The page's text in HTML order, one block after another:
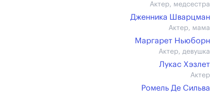
Актер, медсестра
Дженника Шварцман
Актер, мама
Маргарет Ньюборн
Актер, девушка
Лукас Хэзлет
Актер
Ромель Де Сильва